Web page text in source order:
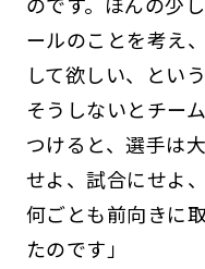
ールのことを考え
して欲しい、とい
そうしないとチー
つけると、選手は
せよ、試合にせよ
何ごとも前向きに
たのです」